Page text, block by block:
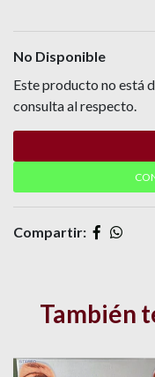
No Disponible
Este producto no está
consulta al respecto.
Compartir:
También